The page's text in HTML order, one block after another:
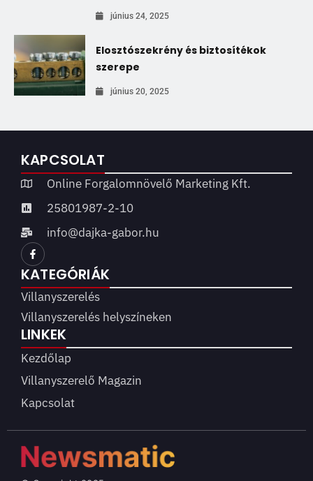
június 24, 2025
Elosztószekrény és biztosítékok
szerepe
június 20, 2025
KAPCSOLAT
Online Forgalomnövelő Marketing Kft.
25801987-2-10
info@dajka-gabor.hu
KATEGÓRIÁK
Villanyszerelés
Villanyszerelés helyszíneken
LINKEK
Kezdőlap
Villanyszerelő Magazin
Kapcsolat